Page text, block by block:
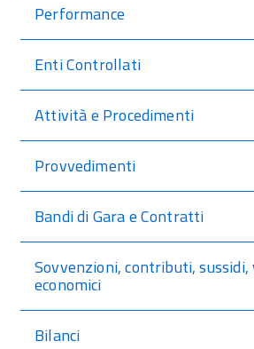
Performance
Enti Controllati
Attività e Procedimenti
Provvedimenti
Bandi di Gara e Contratti
Sovvenzioni, contributi,
economici
Bilanci